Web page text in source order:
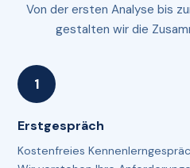
Von der ersten Analyse bis
gestalten wir die
Erstgespräch
Kostenfreies